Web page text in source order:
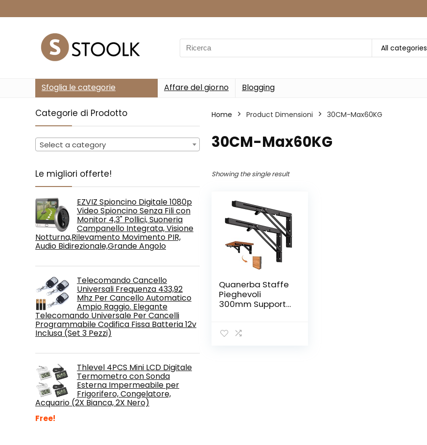
Search
for:
All categories
Sfoglia le categorie Affare del giorno Blogging
Categorie di Prodotto
Select a category
Le migliori offerte!
EZVIZ Spioncino Digitale 1080p
Video Spioncino Senza Fili con
Monitor 4,3" Pollici, Suoneria
Campanello Integrata, Visione
Notturna,Rilevamento Movimento PIR,
Audio Bidirezionale,Grande Angolo
Telecomando Cancello
Universali Frequenza 433,92
Mhz Per Cancello Automatico
Ampio Raggio. Elegante
Telecomando Universale Per Cancelli
Programmabile Codifica Fissa Batteria 12v
Inclusa (Set 3 Pezzi)
Thlevel 4PCS Mini LCD Digitale
Termometro con Sonda
Esterna Impermeabile per
Frigorifero, Congelatore,
Acquario (2X Bianca, 2X Nero)
Free!
Home Product Dimensioni ‎30CM-Max60KG
‎30CM-Max60KG
Showing the single result
Quanerba Staffe
Pieghevoli
300mm Supporto
300mm/12in